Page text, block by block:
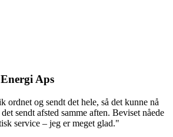
Aps
og sendt det hele, så det kunne nå
sendt afsted samme aften. Beviset nåede
service – jeg er meget glad."